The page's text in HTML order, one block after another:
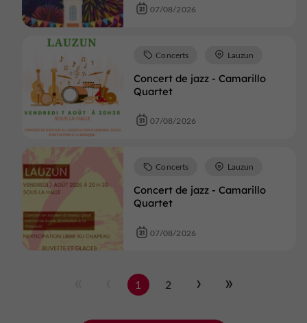
07/08/2026
Concert de jazz - Camarillo
Quartet
Concerts Lauzun
07/08/2026
Concert de jazz - Camarillo
Quartet
Concerts Lauzun
07/08/2026
1 2